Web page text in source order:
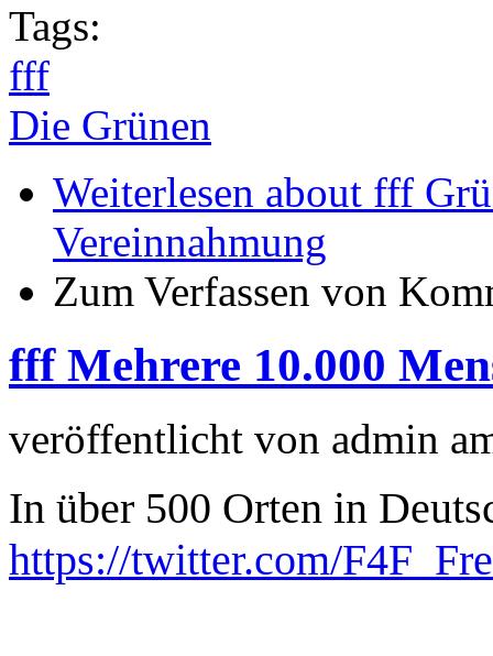
Tags:
fff
Die Grünen
Weiterlesen about fff
Vereinnahmung
Zum Verfassen von
fff Mehrere 10.000
veröffentlicht von admin
In über 500 Orten in
https://twitter.com/